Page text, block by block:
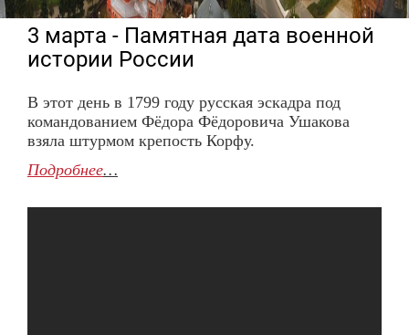
3 марта - Памятная дата военной
истории России
В этот день в 1799 году русская эскадра под
командованием Фёдора Фёдоровича Ушакова
взяла штурмом крепость Корфу.
Подробнее…